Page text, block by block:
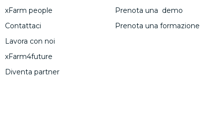
xFarm people
Contattaci
Lavora con noi
xFarm4future
Diventa partner
Prenota una demo
Prenota una formazione